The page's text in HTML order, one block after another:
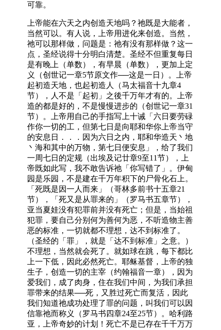
可靠。
上帝能在六天之内创造天地吗？祂既是大能者，
当然可以。有人说，上帝用进化来创造。当然，
祂可以那样做，问题是：祂有没有那样做？这一
点，圣经说得十分明白清楚。圣经不但重复每日
是有晚上（单数），有早晨（单数），更加上定
义（创世记一章5节原文作──这是一日）。上帝
起初造天地，也起初造人（马太福音十九章4
节），人不是「起初」之後千万年才有的。上帝
造的都是好的，不是慢慢进步的（创世记一章31
节）。上帝用自己的手指写上十诫「六日要劳碌
作你一切的工，但第七日是向耶和华你上帝当守
的安息日．．．因为六日之内，耶和华造天丶地
丶海和其中的万物，第七日便安息」，给了我们
一周七日的定规（出埃及记廿章9至11节），上
帝既如此写，我不敢告诉祂「你写错了」。伊甸
园是乐园，不是建在千万年积下的尸骨化石上。
「死既是因一人而来」（哥林多前书十五章21
节），「死又是从罪来的」（罗马书五章节），
亚当夏娃没有犯罪前并没有死亡；但是，当始祖
犯罪，要自己分别何为善何为恶，不听造物主善
恶的标准，一切就都不理想，达不到标准了。
（圣经的「罪」，就是「达不到标准」之意。）
不理想，当然就会死了。就如球在跳，每下都比
上一下低，因此必然死亡。耶稣基督，上帝的独
生子，创造一切的主宰（约翰福音一章），因为
爱我们，成了肉身，住在我们中间，为我们承担
罪带来的结果──死，又胜过死亡而复活，因此
我们知道祂成功处理了罪的问题，叫我们可以因
信靠祂而称义（罗马书四章24至25节）。哈利路
亚，上帝奇妙的计划！死亡不是已存在千千万万